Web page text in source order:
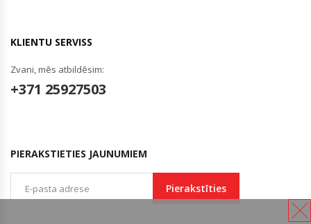
KLIENTU SERVISS
Zvani, mēs atbildēsim:
+371 25927503
PIERAKSTIETIES JAUNUMIEM
Pierakstīties